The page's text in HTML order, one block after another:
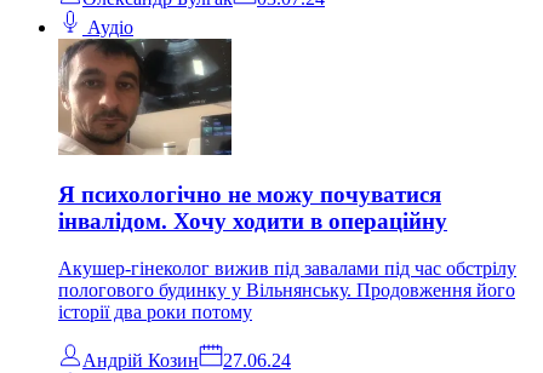
Аудіо
Я психологічно не можу почуватися
інвалідом. Хочу ходити в операційну
Акушер-гінеколог вижив під завалами під час обстрілу
пологового будинку у Вільнянську. Продовження його
історії два роки потому
Андрiй Козин
27.06.24